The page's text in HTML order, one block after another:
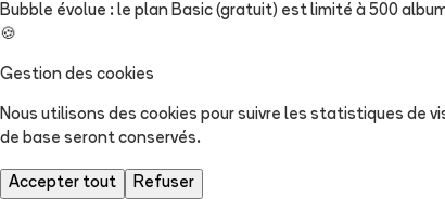
Bubble évolue : le plan Basic (gratuit) est limité à 500
🍪
Gestion des cookies
Nous utilisons des cookies pour suivre les statistiques de
de base seront conservés.
Accepter tout Refuser